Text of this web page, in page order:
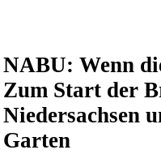
NABU: Wenn
Zum Start der
Niedersachsen
Garten